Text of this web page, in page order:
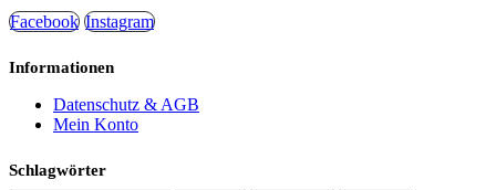
Facebook Instagram
Informationen
Datenschutz & AGB
Mein Konto
Schlagwörter